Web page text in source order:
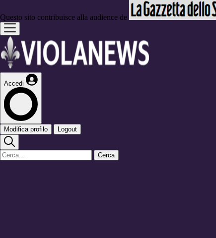
Questo sito contribuisce alla audience de
Accedi
Modifica profilo Logout
Cerca